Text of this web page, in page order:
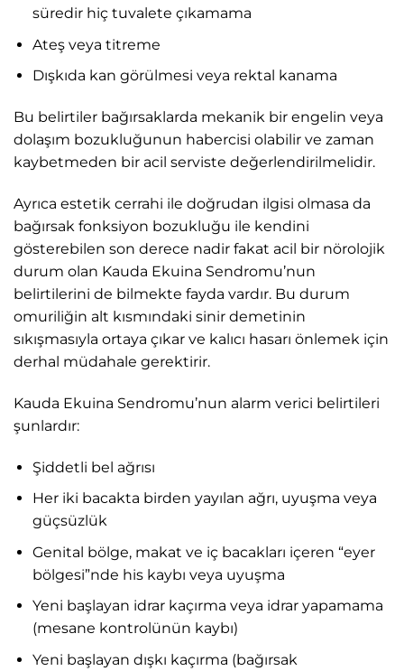
süredir hiç tuvalete çıkamama
Ateş veya titreme
Dışkıda kan görülmesi veya rektal kanama
Bu belirtiler bağırsaklarda mekanik bir engelin veya
dolaşım bozukluğunun habercisi olabilir ve zaman
kaybetmeden bir acil serviste değerlendirilmelidir.
Ayrıca estetik cerrahi ile doğrudan ilgisi olmasa da
bağırsak fonksiyon bozukluğu ile kendini
gösterebilen son derece nadir fakat acil bir nörolojik
durum olan Kauda Ekuina Sendromu’nun
belirtilerini de bilmekte fayda vardır. Bu durum
omuriliğin alt kısmındaki sinir demetinin
sıkışmasıyla ortaya çıkar ve kalıcı hasarı önlemek için
derhal müdahale gerektirir.
Kauda Ekuina Sendromu’nun alarm verici belirtileri
şunlardır:
Şiddetli bel ağrısı
Her iki bacakta birden yayılan ağrı, uyuşma veya
güçsüzlük
Genital bölge, makat ve iç bacakları içeren “eyer
bölgesi”nde his kaybı veya uyuşma
Yeni başlayan idrar kaçırma veya idrar yapamama
(mesane kontrolünün kaybı)
Yeni başlayan dışkı kaçırma (bağırsak